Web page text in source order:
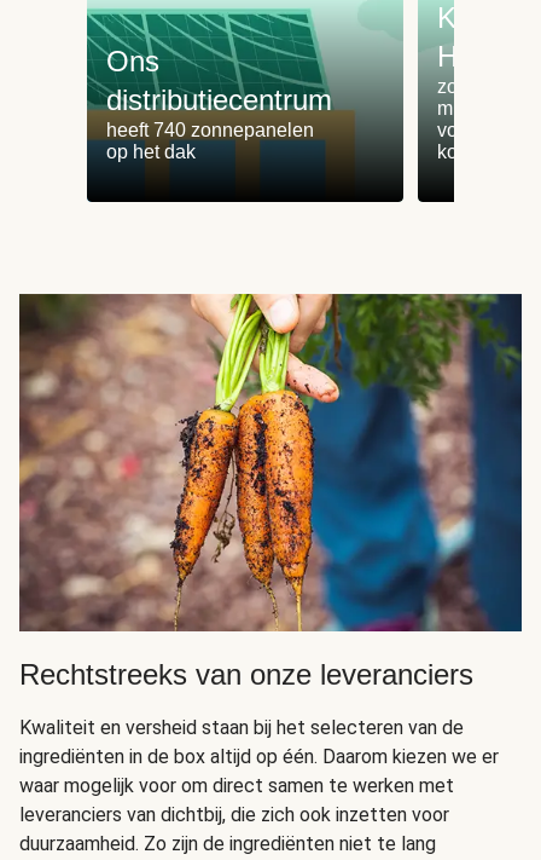
Ons
distributiecentrum
heeft 740 zonnepanelen
op het dak
Koken
zorgt voor
minder
koken
Rechtstreeks van onze leveranciers
Kwaliteit en versheid staan bij het selecteren van de
ingrediënten in de box altijd op één. Daarom kiezen we er
waar mogelijk voor om direct samen te werken met
leveranciers van dichtbij, die zich ook inzetten voor
duurzaamheid. Zo zijn de ingrediënten niet te lang